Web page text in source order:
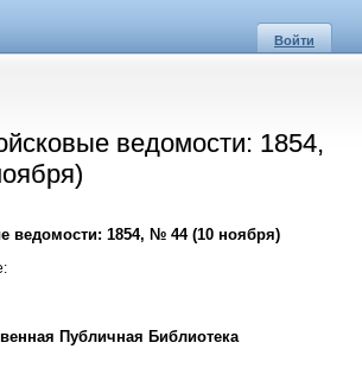
Войти
ведомости: 1854,
ведомости: 1854, № 44 (10 ноября)
Публичная Библиотека